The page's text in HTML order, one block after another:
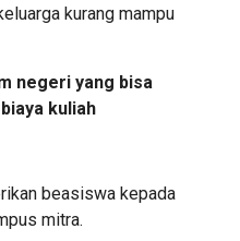
kurang mampu
negeri yang bisa
kuliah
beasiswa kepada
mitra.